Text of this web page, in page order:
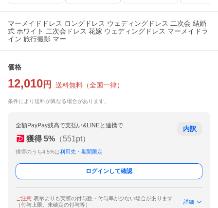
マーメイドドレス ロングドレス ウェディングドレス 二次会 結婚
式 ホワイト 二次会ドレス 花嫁 ウェディングドレス マーメイドラ
イン 旅行撮影 マー
価格
12,010 円 送料無料 （全国一律）
条件により送料が異なる場合があります。
全額PayPay残高で支払い&LINEと連携で
獲得 5% （551pt）
獲得のうち4.5%は利用先・期間限定
内訳
ログインして確認
ご注意 表示よりも実際の付与数・付与率が少ない場合があります
（付与上限、未確定の付与等）
詳細